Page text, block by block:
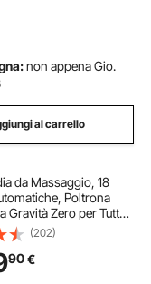
Banchetti,
non appena Gio.
al carrello
da Massaggio, 18
Poltrona
Gravità Zero per Tutto
SL, Poltrona
Massaggio 3D e
Rullo per Piedi,
(202)
90€